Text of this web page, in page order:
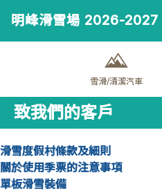
明峰滑雪場 2026-2027
雪滑/清潔汽車
致我們的客戶
滑雪度假村條款及細則
關於使用季票的注意事項
單板滑雪裝備